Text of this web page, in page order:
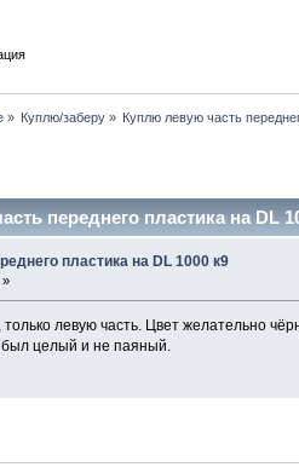
» Куплю/заберу » Куплю левую часть
переднего пластика на DL
пластика на DL 1000 к9
»
только левую часть. Цвет желательно
целый и не паяный.